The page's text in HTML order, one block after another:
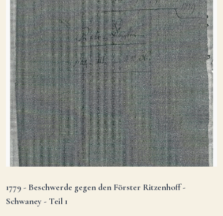
1779 - Beschwerde gegen den Förster Ritzenhoff -
Schwaney - Teil 1